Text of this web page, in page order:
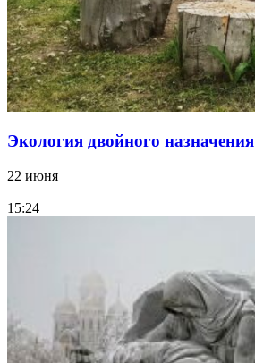
Экология двойного назначения
22 июня
15:24